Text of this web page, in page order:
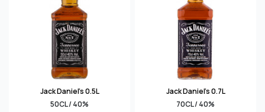
Jack Daniel's 0.5L
50CL / 40%
Jack Daniel's 0.7L
70CL / 40%